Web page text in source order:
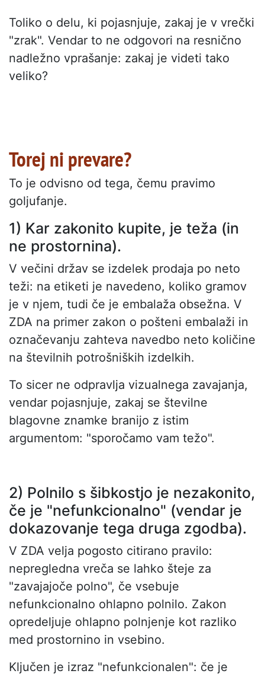
Toliko o delu, ki pojasnjuje, zakaj je v vrečki
"zrak". Vendar to ne odgovori na resnično
nadležno vprašanje: zakaj je videti tako
veliko?
Torej ni prevare?
To je odvisno od tega, čemu pravimo
goljufanje.
1) Kar zakonito kupite, je teža (in
ne prostornina).
V večini držav se izdelek prodaja po neto
teži: na etiketi je navedeno, koliko gramov
je v njem, tudi če je embalaža obsežna. V
ZDA na primer zakon o pošteni embalaži in
označevanju zahteva navedbo neto količine
na številnih potrošniških izdelkih.
To sicer ne odpravlja vizualnega zavajanja,
vendar pojasnjuje, zakaj se številne
blagovne znamke branijo z istim
argumentom: "sporočamo vam težo".
2) Polnilo s šibkostjo je nezakonito,
če je "nefunkcionalno" (vendar je
dokazovanje tega druga zgodba).
V ZDA velja pogosto citirano pravilo:
nepregledna vreča se lahko šteje za
"zavajajoče polno", če vsebuje
nefunkcionalno ohlapno polnilo. Zakon
opredeljuje ohlapno polnjenje kot razliko
med prostornino in vsebino.
Ključen je izraz "nefunkcionalen": če je